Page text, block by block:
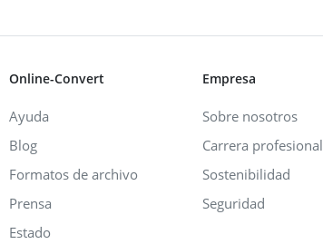
Online-Convert
Ayuda
Blog
Formatos de archivo
Prensa
Estado
Empresa
Sobre nosotros
Carrera profesional
Sostenibilidad
Seguridad